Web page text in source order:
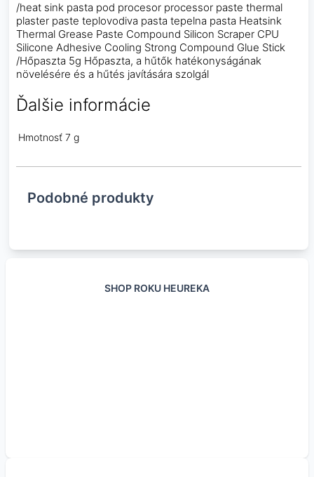
/heat sink pasta pod procesor processor paste thermal
plaster paste teplovodiva pasta tepelna pasta Heatsink
Thermal Grease Paste Compound Silicon Scraper CPU
Silicone Adhesive Cooling Strong Compound Glue Stick
/Hőpaszta 5g Hőpaszta, a hűtők hatékonyságának
növelésére és a hűtés javítására szolgál
Ďalšie informácie
Hmotnosť 7 g
Podobné produkty
SHOP ROKU HEUREKA